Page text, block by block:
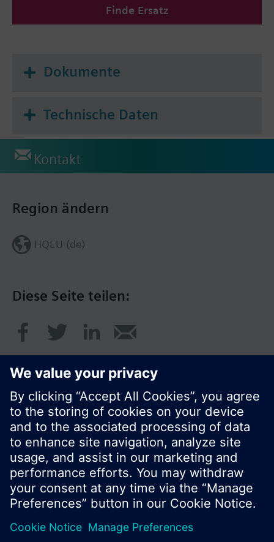
Finde Ersatz
Dokumente
Technische Daten
Kontakt
Diese Seite teilen:
Region ändern
HQEU (de)
© Siemens Schweiz AG 2017
Produktangebot und Preise können pro Land
variieren.